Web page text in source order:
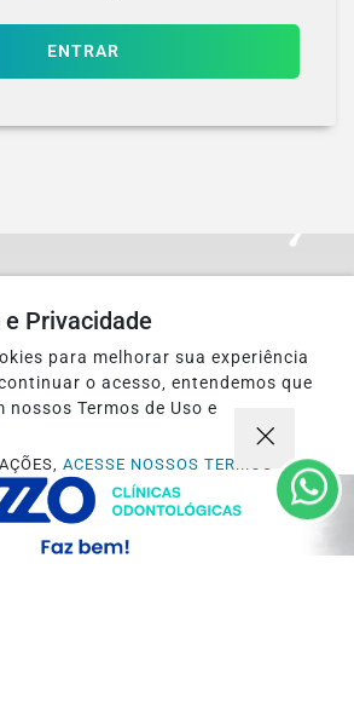
ENTRAR
uma conta?
exclusivas, anunciar
e muito mais!
MINHA CONTA
Privacidade
para melhorar sua experiência
o acesso, entendemos que
nossos Termos de Uso e
ACESSE NOSSOS TERMOS
PROSSEGUIR